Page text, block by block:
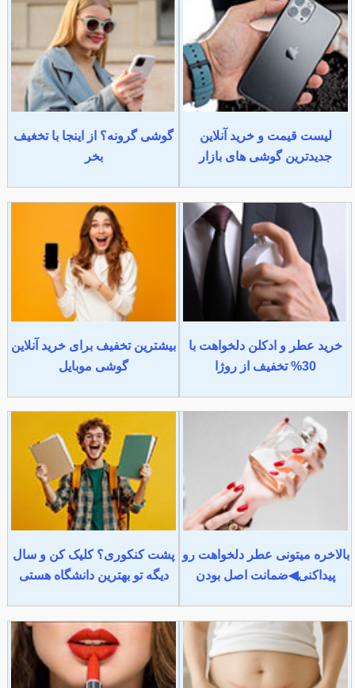
لیست قیمت و خرید آنلاین
جدیدترین گوشی های بازار
گوشی گرونه؟ از اینجا با تخغیف
بخر
خرید عطر و ادکلن دلخواهت با
30% تخفیف از روژا
بیشترین تخفیف برای خرید آنلاین
گوشی موبایل
بالاخره میتونی عطر دلخواهت رو
پیداکنی◀ضمانت اصل بودن
پشت کنکوری؟ کلیک کن و سال
دیگه تو بهترین دانشگاه هستی